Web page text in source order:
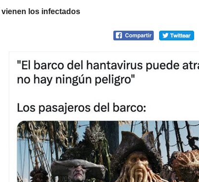
vienen los infectados